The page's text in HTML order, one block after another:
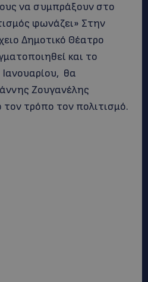
να συμπράξουν στο
φωνάζει» Στην
Δημοτικό Θέατρο
και το
θα
Ζουγανέλης
τρόπο τον πολιτισμό.